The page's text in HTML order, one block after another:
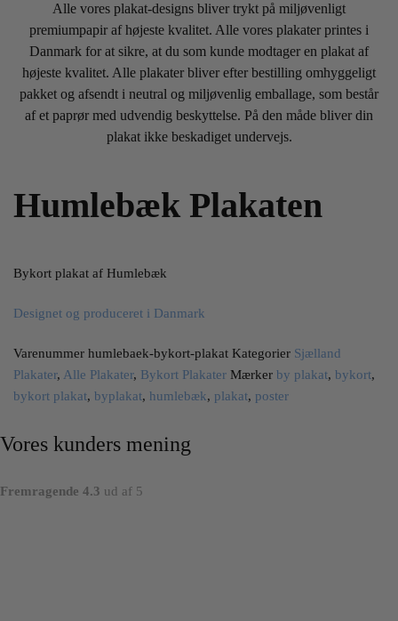
Alle vores plakat-designs bliver trykt på miljøvenligt
premiumpapir af højeste kvalitet. Alle vores plakater printes i
Danmark for at sikre, at du som kunde modtager en plakat af
højeste kvalitet. Alle plakater bliver efter bestilling omhyggeligt
pakket og afsendt i neutral og miljøvenlig emballage, som består
af et paprør med udvendig beskyttelse. På den måde bliver din
plakat ikke beskadiget undervejs.
Humlebæk Plakaten
Bykort plakat af Humlebæk
Designet og produceret i Danmark
Varenummer humlebaek-bykort-plakat Kategorier Sjælland
Plakater, Alle Plakater, Bykort Plakater Mærker by plakat, bykort,
bykort plakat, byplakat, humlebæk, plakat, poster
Vores kunders mening
Fremragende 4.3 ud af 5